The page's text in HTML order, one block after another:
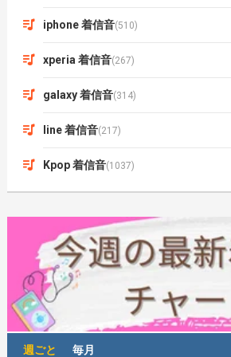
iphone 着信音(510)
xperia 着信音(267)
galaxy 着信音(314)
line 着信音(217)
Kpop 着信音(1037)
週ごと 毎月